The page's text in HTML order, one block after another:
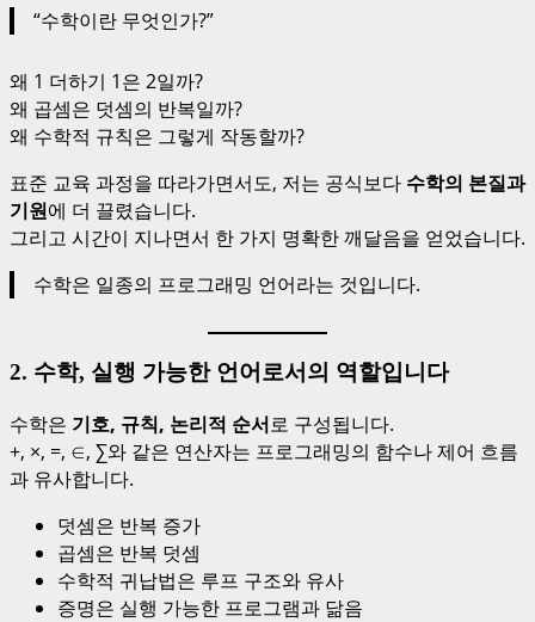
“수학이란 무엇인가?”
왜 1 더하기 1은 2일까?
왜 곱셈은 덧셈의 반복일까?
왜 수학적 규칙은 그렇게 작동할까?
표준 교육 과정을 따라가면서도, 저는 공식보다 수학의 본질과
기원에 더 끌렸습니다.
그리고 시간이 지나면서 한 가지 명확한 깨달음을 얻었습니다.
수학은 일종의 프로그래밍 언어라는 것입니다.
2. 수학, 실행 가능한 언어로서의 역할입니다
수학은 기호, 규칙, 논리적 순서로 구성됩니다.
+, ×, =, ∈, ∑와 같은 연산자는 프로그래밍의 함수나 제어 흐름
과 유사합니다.
덧셈은 반복 증가
곱셈은 반복 덧셈
수학적 귀납법은 루프 구조와 유사
증명은 실행 가능한 프로그램과 닮음